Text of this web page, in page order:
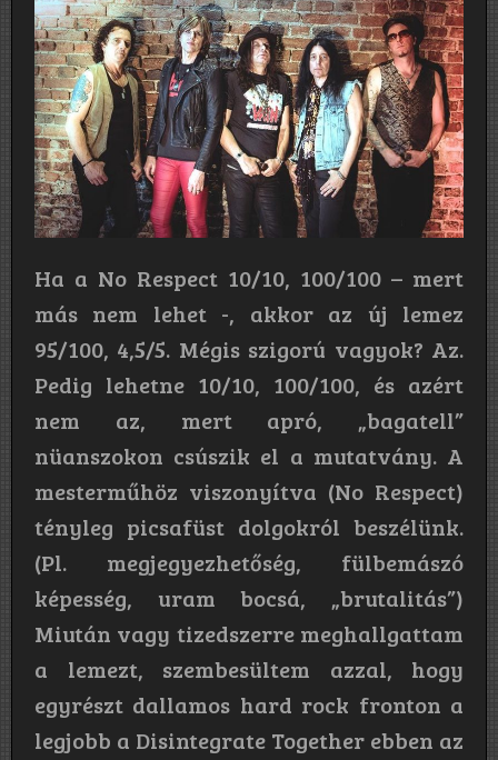
Ha a No Respect 10/10, 100/100 – mert
más nem lehet -, akkor az új lemez
95/100, 4,5/5. Mégis szigorú vagyok? Az.
Pedig lehetne 10/10, 100/100, és azért
nem az, mert apró, „bagatell”
nüanszokon csúszik el a mutatvány. A
mesterműhöz viszonyítva (No Respect)
tényleg picsafüst dolgokról beszélünk.
(Pl. megjegyezhetőség, fülbemászó
képesség, uram bocsá, „brutalitás”)
Miután vagy tizedszerre meghallgattam
a lemezt, szembesültem azzal, hogy
egyrészt dallamos hard rock fronton a
legjobb a Disintegrate Together ebben az